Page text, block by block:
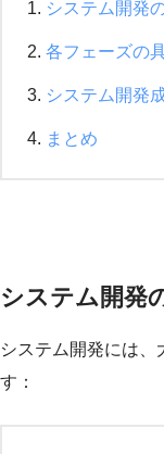
システム開発
各フェーズの
システム開発
まとめ
システム開発
システム開発には、
す：